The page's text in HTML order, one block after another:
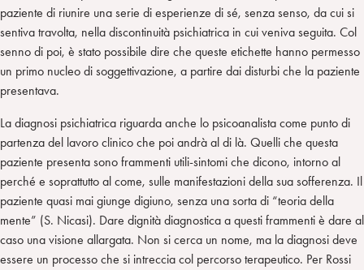
paziente di riunire una serie di esperienze di sé, senza senso, da cui si
sentiva travolta, nella discontinuità psichiatrica in cui veniva seguita. Col
senno di poi, è stato possibile dire che queste etichette hanno permesso
un primo nucleo di soggettivazione, a partire dai disturbi che la paziente
presentava.
La diagnosi psichiatrica riguarda anche lo psicoanalista come punto di
partenza del lavoro clinico che poi andrà al di là. Quelli che questa
paziente presenta sono frammenti utili-sintomi che dicono, intorno al
perché e soprattutto al come, sulle manifestazioni della sua sofferenza. Il
paziente quasi mai giunge digiuno, senza una sorta di “teoria della
mente” (S. Nicasi). Dare dignità diagnostica a questi frammenti è dare al
caso una visione allargata. Non si cerca un nome, ma la diagnosi deve
essere un processo che si intreccia col percorso terapeutico. Per Rossi